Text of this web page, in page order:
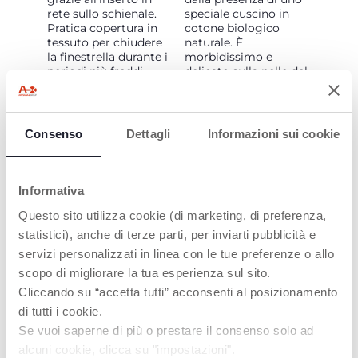
Consenso Dettagli Informazioni sui cookie
Informativa
Questo sito utilizza cookie (di marketing, di preferenza,
statistici), anche di terze parti, per inviarti pubblicità e
servizi personalizzati in linea con le tue preferenze o allo
scopo di migliorare la tua esperienza sul sito.
Cliccando su “accetta tutti” acconsenti al posizionamento
di tutti i cookie.
Se vuoi saperne di più o prestare il consenso solo ad
alcuni cookie, clicca su "impostazioni".
rete sullo schienale.
Pratica copertura in
tessuto per chiudere
la finestrella durante i
periodi più freddi.
massimo benessere al
tuo bambino.
speciale cuscino in
cotone biologico
naturale. È
morbidissimo e
delicato sulla pelle del
KIT COMFORT
Per il massimo
comfort, il passeggino
Taormina è dotato di
spallacci e
spartigambe
imbottiti. Pratico
GUIDA
PIACEVOLE
Ruote super
garantire una guida
Cuscinetti a sfera sulle